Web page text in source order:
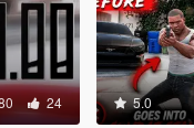
24 5.0